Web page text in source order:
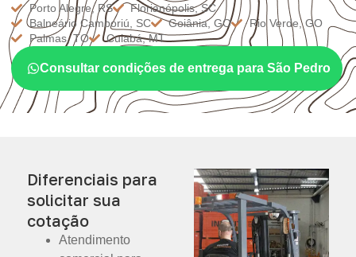
Porto Alegre, RS
Florianópolis, SC
Balneário Camboriú, SC
Goiânia, GO
Rio Verde, GO
Palmas, TO
Cuiabá, MT
Consultar condições de entrega para São Pedro
Diferenciais para
solicitar sua
cotação
Atendimento